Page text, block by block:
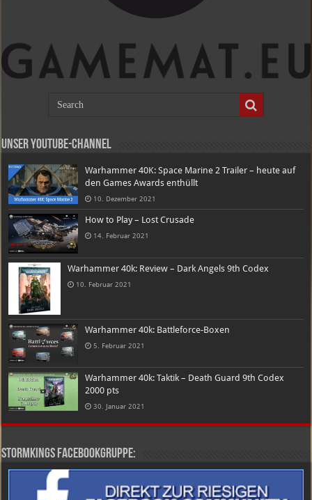
Unser Youtube-Channel
Warhammer 40K: Space Marine 2 Trailer – heute auf
den Games Awards enthüllt
10. Dezember 2021
How to Play – Lost Crusade
14. Februar 2021
Warhammer 40k: Review – Dark Angels 9th Codex
10. Februar 2021
Warhammer 40k: Battleforce-Boxen
5. Februar 2021
Warhammer 40k: Taktik – Death Guard 9th Codex
2000 pts
30. Januar 2021
Stormkings Facebookgruppe: